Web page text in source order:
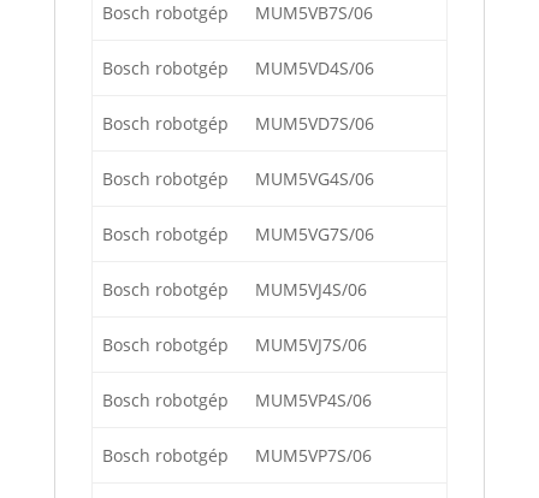
Bosch robotgép MUM5VB7S/06
Bosch robotgép MUM5VD4S/06
Bosch robotgép MUM5VD7S/06
Bosch robotgép MUM5VG4S/06
Bosch robotgép MUM5VG7S/06
Bosch robotgép MUM5VJ4S/06
Bosch robotgép MUM5VJ7S/06
Bosch robotgép MUM5VP4S/06
Bosch robotgép MUM5VP7S/06